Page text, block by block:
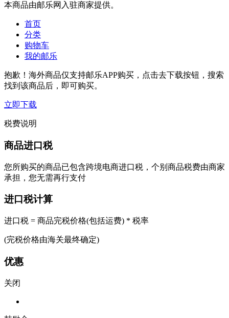
本商品由邮乐网入驻商家提供。
首页
分类
购物车
我的邮乐
抱歉！海外商品仅支持邮乐APP购买，点击去下载按钮，搜索
找到该商品后，即可购买。
立即下载
税费说明
商品进口税
您所购买的商品已包含跨境电商进口税，个别商品税费由商家
承担，您无需再行支付
进口税计算
进口税 = 商品完税价格(包括运费) * 税率
(完税价格由海关最终确定)
优惠
关闭